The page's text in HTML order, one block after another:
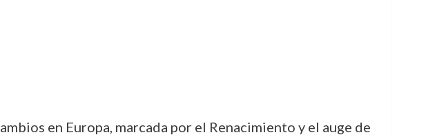
en Europa, marcada por el Renacimiento y el auge de